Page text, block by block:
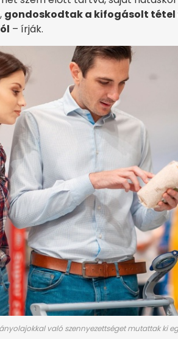
gondoskodtak a kifogásolt
– írják.
való szennyezettséget mutattak ki